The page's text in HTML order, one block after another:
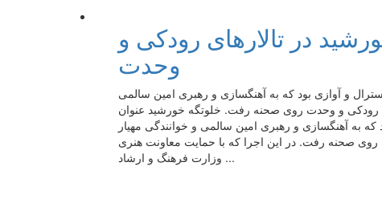
در تالارهای رودکی و
وحدت
و آوازی بود که به آهنگسازی و رهبری امین سالمی
رودکی و وحدت روی صحنه رفت. خلوتگه خورشید عنوان
که به آهنگسازی و رهبری امین سالمی و خوانندگی مهیار
روی صحنه رفت. در این اجرا که با حمایت معاونت هنری
وزارت فرهنگ و ارشاد ...